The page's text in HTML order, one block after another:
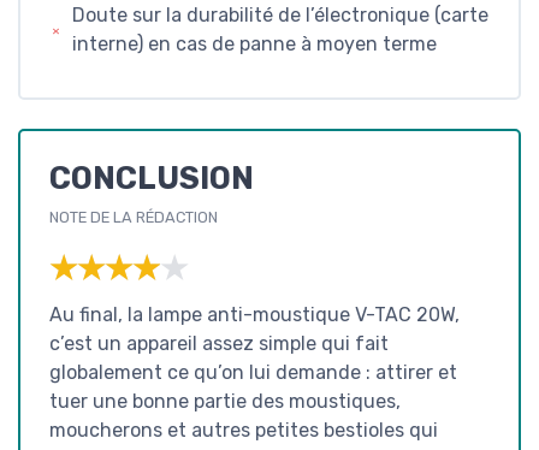
Doute sur la durabilité de l’électronique (carte
interne) en cas de panne à moyen terme
CONCLUSION
NOTE DE LA RÉDACTION
★★★★★
★★★★★
Au final, la lampe anti-moustique V-TAC 20W,
c’est un appareil assez simple qui fait
globalement ce qu’on lui demande : attirer et
tuer une bonne partie des moustiques,
moucherons et autres petites bestioles qui